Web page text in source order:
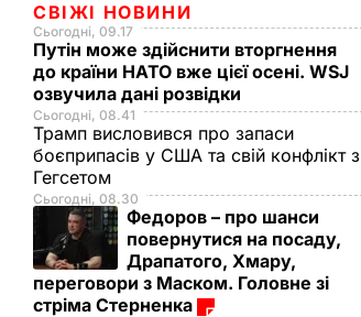
СВІЖІ НОВИНИ
Сьогодні, 09.17
Путін може здійснити вторгнення
до країни НАТО вже цієї осені. WSJ
озвучила дані розвідки
Сьогодні, 08.41
Трамп висловився про запаси
боєприпасів у США та свій конфлікт з
Гегсетом
Сьогодні, 08.30
Федоров – про шанси
повернутися на посаду,
Драпатого, Хмару,
переговори з Маском. Головне зі
стріма Стерненка